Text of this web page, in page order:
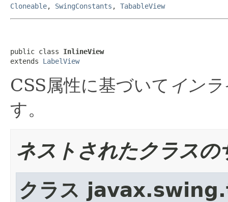
Cloneable, SwingConstants , TabableView
public class InlineView
extends LabelView
CSS属性に基づいて イン
す。
ネストされたクラスの
クラス